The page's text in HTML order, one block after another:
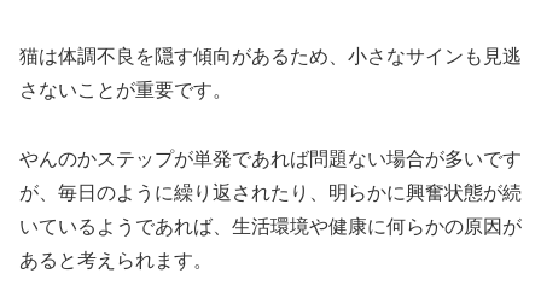
猫は体調不良を隠す傾向があるため、小さなサインも見逃
さないことが重要です。
やんのかステップが単発であれば問題ない場合が多いです
が、毎日のように繰り返されたり、明らかに興奮状態が続
いているようであれば、生活環境や健康に何らかの原因が
あると考えられます。